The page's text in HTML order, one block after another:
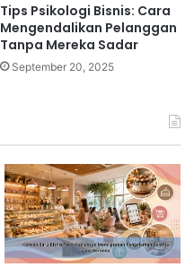
Tips Psikologi Bisnis: Cara
Mengendalikan Pelanggan
Tanpa Mereka Sadar
September 20, 2025